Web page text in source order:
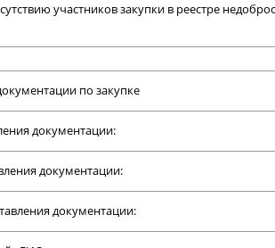
участников закупки в реестре
по закупке
документации:
документации:
документации: